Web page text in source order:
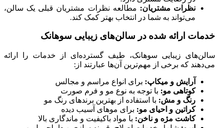
نظرات مشتریان: مطالعه نظرات مشتریان قبلی یک سالن،
می‌تواند به شما در انتخاب بهتر کمک کند.
خدمات ارائه شده در سالن‌های زیبایی سوهانک
سالن‌های زیبایی سوهانک، طیف گسترده‌ای از خدمات را ارائه
می‌دهند که برخی از مهم‌ترین آن‌ها عبارتند از:
آرایش و میکاپ: برای انواع مراسم و مجالس
کوتاهی مو: با توجه به نوع مو و فرم صورت
رنگ و مش: با استفاده از بهترین برندهای رنگ مو
کراتین و احیای مو: برای موهای آسیب دیده
کاشت مژه و ناخن: با مواد باکیفیت و ماندگاری بالا